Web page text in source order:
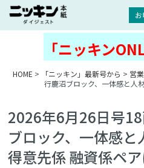
「ニッキン
HOME > 「ニッキン」最新号から > 営
行鹿沼ブロック、一体感と人
2026年6月26日号
ブロック、一体感と
得意先係 融資係ペ